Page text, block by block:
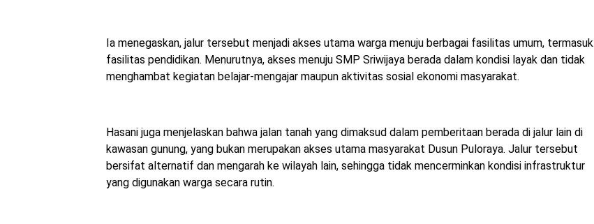
Ia menegaskan, jalur tersebut menjadi akses utama warga menuju berbagai fasilitas umum, termasuk
fasilitas pendidikan. Menurutnya, akses menuju SMP Sriwijaya berada dalam kondisi layak dan tidak
menghambat kegiatan belajar-mengajar maupun aktivitas sosial ekonomi masyarakat.
Hasani juga menjelaskan bahwa jalan tanah yang dimaksud dalam pemberitaan berada di jalur lain di
kawasan gunung, yang bukan merupakan akses utama masyarakat Dusun Puloraya. Jalur tersebut
bersifat alternatif dan mengarah ke wilayah lain, sehingga tidak mencerminkan kondisi infrastruktur
yang digunakan warga secara rutin.